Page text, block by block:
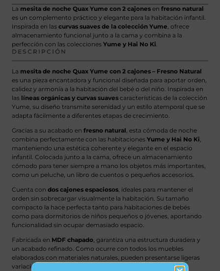
La mesita de noche Quax Yume con 2 cajones en fresno natural
es un complemento práctico y elegante para la habitación infantil.
Inspirada en las curvas suaves de la colección Yume , ofrece
almacenamiento funcional junto a la cama y combina a la
perfección con las colecciones Yume y Hai No Ki
DESCRIPCIÓN
La mesita de noche Quax Yume con 2 cajones – Fresno Natural
es una pieza encantadora y funcional diseñada para aportar orden,
calidez y armonía a la habitación del bebé o del niño. Inspirada en
las líneas orgánicas y curvas suaves características de la colección
Yume, su diseño transmite serenidad y un estilo atemporal que se
adapta fácilmente a diferentes etapas de crecimiento.
Gracias a su acabado en fresno natural , esta cómoda de noche
combina perfectamente con las habitaciones Yume y Hai No Ki
manteniendo una estética coherente y elegante en el espacio
infantil. Colocada junto a la cama, ofrece un almacenamiento
cómodo para tener siempre a mano los objetos más importantes,
como un peluche, un libro de cuentos o pequeños accesorios.
Cuenta con dos cajones espaciosos , ideales para mantener el
orden sin sobrecargar visualmente la habitación. Su tamaño
compacto la hace perfecta tanto para habitaciones de bebés
como para dormitorios de niños pequeños o jóvenes, aportando
funcionalidad sin ocupar demasiado espacio.
Fabricada en MDF chapado , garantiza una estructura duradera y
un acabado refinado. Como ocurre con todos los muebles
elaborados con materiales naturales, pueden presentarse ligeras
variaciones en el color, la veta o el acabado, lo que realza el